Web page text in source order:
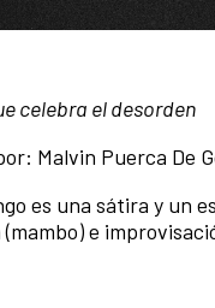
celebra el desorden
Malvin Puerca De
es una sátira y un
e